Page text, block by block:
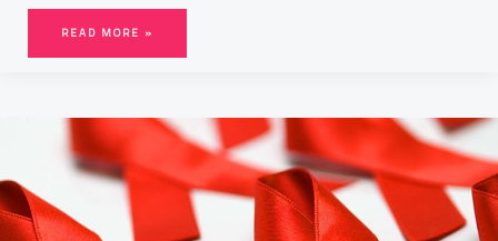
READ MORE »
LE
VIH
ET
LE
SIDA
EN
CINQ
REÇUES